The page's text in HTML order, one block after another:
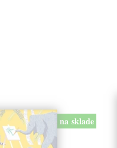
na sklade